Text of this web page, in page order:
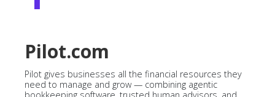
Pilot.com
Pilot gives businesses all the financial resources they
need to manage and grow — combining agentic